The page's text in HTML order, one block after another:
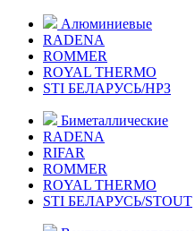
Алюминиевые
RADENA
ROMMER
ROYAL THERMO
STI БЕЛАРУСЬ/НРЗ
Биметаллические
RADENA
RIFAR
ROMMER
ROYAL THERMO
STI БЕЛАРУСЬ/STOUT